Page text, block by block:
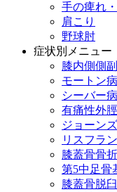
手の痺れ
肩こり
野球肘
症状別メニュー
膝内側側
モートン病
シーバー病
有痛性外
ジョーン
リスフラ
膝蓋骨骨折
第5中足骨
膝蓋骨脱臼